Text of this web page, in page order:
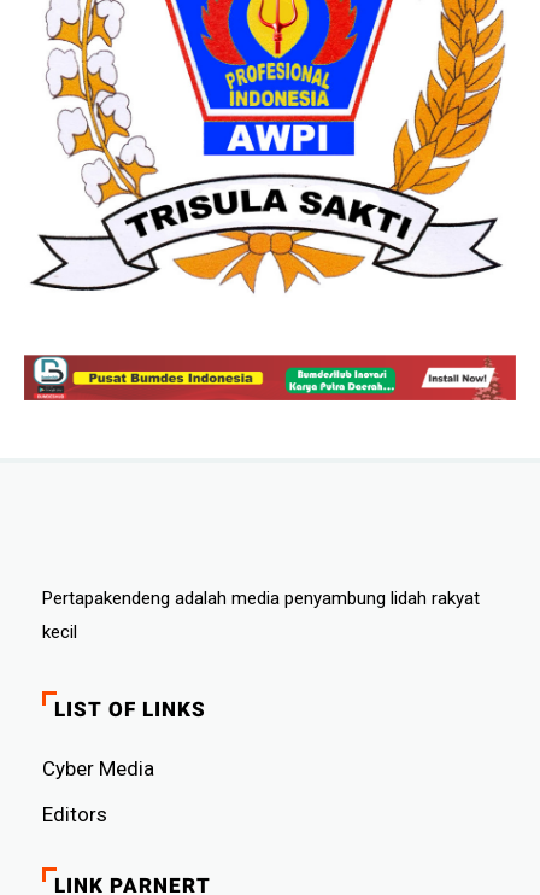
Pertapakendeng adalah media penyambung lidah rakyat
kecil
LIST OF LINKS
Cyber ​​Media
Editors
LINK PARNERT